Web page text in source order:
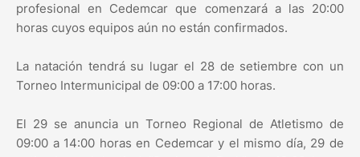
profesional en Cedemcar que comenzará a las 20:00
horas cuyos equipos aún no están confirmados.
La natación tendrá su lugar el 28 de setiembre con un
Torneo Intermunicipal de 09:00 a 17:00 horas.
El 29 se anuncia un Torneo Regional de Atletismo de
09:00 a 14:00 horas en Cedemcar y el mismo día, 29 de